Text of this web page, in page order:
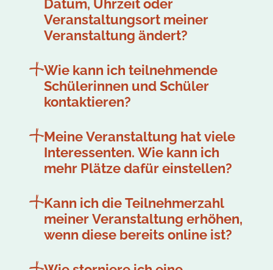
Datum, Uhrzeit oder
Veranstaltungsort meiner
Veranstaltung ändert?
Wie kann ich teilnehmende
Schülerinnen und Schüler
kontaktieren?
Meine Veranstaltung hat viele
Interessenten. Wie kann ich
mehr Plätze dafür einstellen?
Kann ich die Teilnehmerzahl
meiner Veranstaltung erhöhen,
wenn diese bereits online ist?